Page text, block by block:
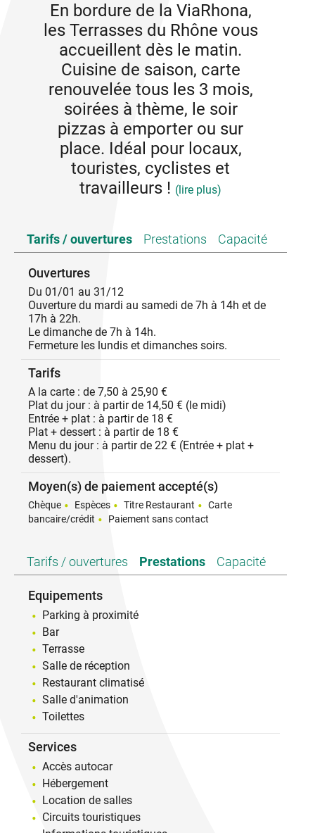
En bordure de la ViaRhona,
les Terrasses du Rhône vous
accueillent dès le matin.
Cuisine de saison, carte
renouvelée tous les 3 mois,
soirées à thème, le soir
pizzas à emporter ou sur
place. Idéal pour locaux,
touristes, cyclistes et
travailleurs ! (lire plus)
mêlent convivialité et partage :
Le bar, un espace de détente et d’échanges, où l’on
déguste des boissons dans une ambiance
chaleureuse.
Le restaurant, un lieu de rencontre où vous pourrez
savourer une cuisine maison, à base de produits de
saison.
Ouvert sur son environnement, Les Terrasses du
Rhône se trouvent en bordure de la ViaRhona. Elles
sont idéales pour accueillir aussi bien les locaux, les
touristes, les cyclistes que les travailleurs à tout
moment de la journée et même en soirée pendant la
période estival pour y déguster un dessert vu sur le
Rhône .
C'est avec plaisir que nous recevons les groupes sur
rendez-vous.
Service traiteur : possible également.
Tarifs / ouvertures Prestations Capacité
Ouvertures
Du 01/01 au 31/12
Ouverture du mardi au samedi de 7h à 14h et de
17h à 22h.
Le dimanche de 7h à 14h.
Fermeture les lundis et dimanches soirs.
Tarifs
A la carte : de 7,50 à 25,90 €
Plat du jour : à partir de 14,50 € (le midi)
Entrée + plat : à partir de 18 €
Plat + dessert : à partir de 18 €
Menu du jour : à partir de 22 € (Entrée + plat +
dessert).
Moyen(s) de paiement accepté(s)
Chèque Espèces Titre Restaurant
Carte
bancaire/crédit
Paiement sans contact
Tarifs / ouvertures Prestations Capacité
Equipements
Parking à proximité
Bar
Terrasse
Salle de réception
Restaurant climatisé
Salle d'animation
Toilettes
Services
Accès autocar
Hébergement
Location de salles
Circuits touristiques